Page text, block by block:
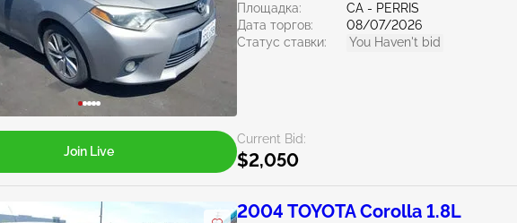
Площадка:
CA - PERRIS
Дата торгов:
08/07/2026
Статус ставки:
You Haven't bid
Current Bid:
$2,050
Join Live
2004 TOYOTA Corolla 1.8L